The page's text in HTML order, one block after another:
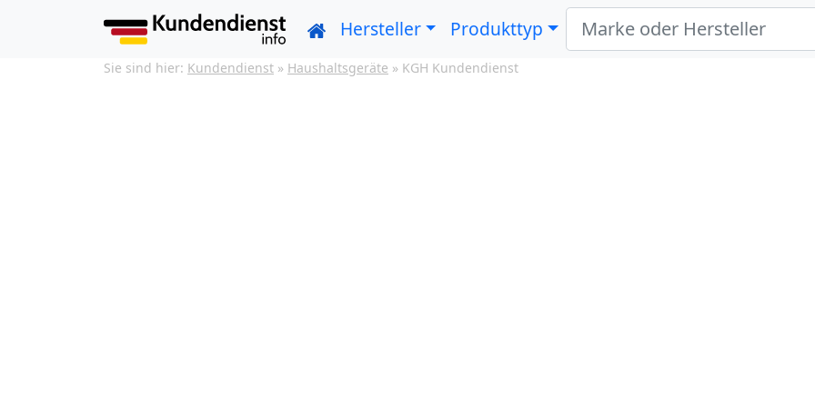
Hersteller Produkttyp
Sie sind hier: Kundendienst » Haushaltsgeräte » KGH Kundendienst